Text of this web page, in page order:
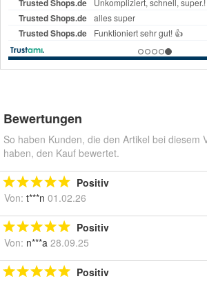
Bewertungen
So haben Kunden, die den Artikel bei diesem
haben, den Kauf bewertet.
Positiv
Von: t***n 01.02.26
Positiv
Von: n***a 28.09.25
Positiv